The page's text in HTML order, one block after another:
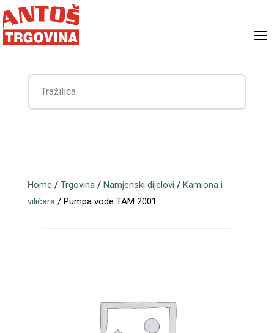
Home / Trgovina / Namjenski dijelovi / Kamiona i
viličara / Pumpa vode TAM 2001